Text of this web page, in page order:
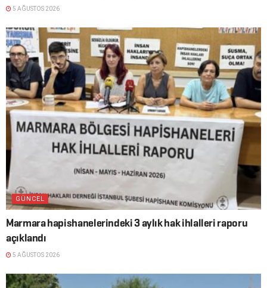
5 AĞUSTOS 2026
GÜNCEL
Marmara hapishanelerindeki 3 aylık hak ihlalleri raporu
açıklandı
5 AĞUSTOS 2026